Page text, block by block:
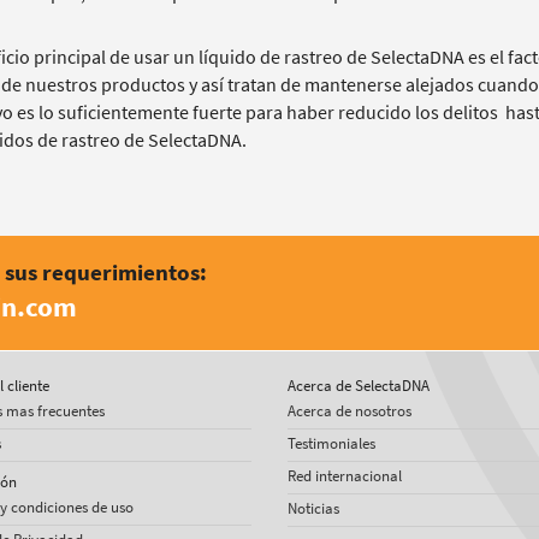
principal de usar un líquido de rastreo de SelectaDNA es el
nuestros productos y así tratan de mantenerse alejados
es lo suficientemente fuerte para haber reducido los delitos
de rastreo de SelectaDNA.
requerimientos:
cliente
mas frecuentes
condiciones de uso
Acerca de SelectaDNA
Acerca de nosotros
Testimoniales
Red internacional
Noticias